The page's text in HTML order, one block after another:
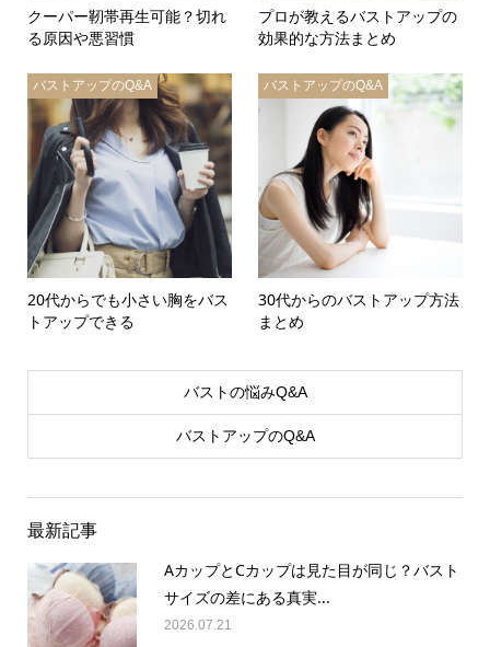
クーパー靭帯再生可能？切れ
る原因や悪習慣
プロが教えるバストアップの
効果的な方法まとめ
バストアップのQ&A
20代からでも小さい胸をバス
トアップできる
バストアップのQ&A
30代からのバストアップ方法
まとめ
バストの悩みQ&A
バストアップのQ&A
最新記事
AカップとCカップは見た目が同じ？バスト
サイズの差にある真実...
2026.07.21